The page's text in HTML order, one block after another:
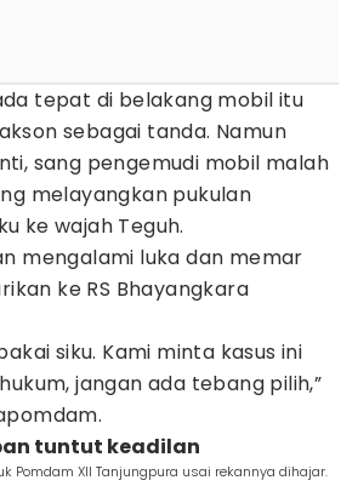
tepat di belakang mobil itu
sebagai tanda. Namun
sang pengemudi mobil malah
melayangkan pukulan
ke wajah Teguh.
mengalami luka dan memar
ke RS Bhayangkara
siku. Kami minta kasus ini
jangan ada tebang pilih,”
tuntut keadilan
Pomdam XII Tanjungpura usai rekannya dihajar.